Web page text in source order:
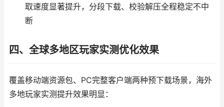
取速度显著提升，分段下载、校验解压全程稳定不中
断
四、全球多地区玩家实测优化效果
覆盖移动端资源包、PC完整客户端两种预下载场景，海外
多地玩家实测提升效果明显：